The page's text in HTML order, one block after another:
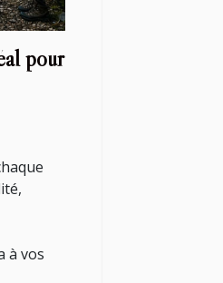
pour
à vos